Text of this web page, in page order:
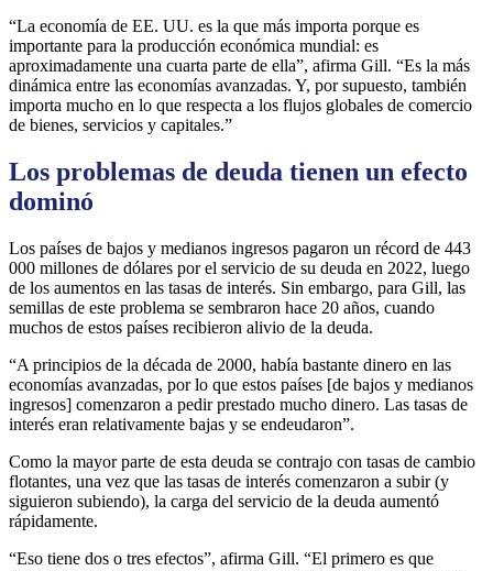
“La economía de EE. UU. es la que más importa porque es
importante para la producción económica mundial: es
aproximadamente una cuarta parte de ella”, afirma Gill. “Es la más
dinámica entre las economías avanzadas. Y, por supuesto, también
importa mucho en lo que respecta a los flujos globales de comercio
de bienes, servicios y capitales.”
Los problemas de deuda tienen un efecto
dominó
Los países de bajos y medianos ingresos pagaron un récord de 443
000 millones de dólares por el servicio de su deuda en 2022, luego
de los aumentos en las tasas de interés. Sin embargo, para Gill, las
semillas de este problema se sembraron hace 20 años, cuando
muchos de estos países recibieron alivio de la deuda.
“A principios de la década de 2000, había bastante dinero en las
economías avanzadas, por lo que estos países [de bajos y medianos
ingresos] comenzaron a pedir prestado mucho dinero. Las tasas de
interés eran relativamente bajas y se endeudaron”.
Como la mayor parte de esta deuda se contrajo con tasas de cambio
flotantes, una vez que las tasas de interés comenzaron a subir (y
siguieron subiendo), la carga del servicio de la deuda aumentó
rápidamente.
“Eso tiene dos o tres efectos”, afirma Gill. “El primero es que